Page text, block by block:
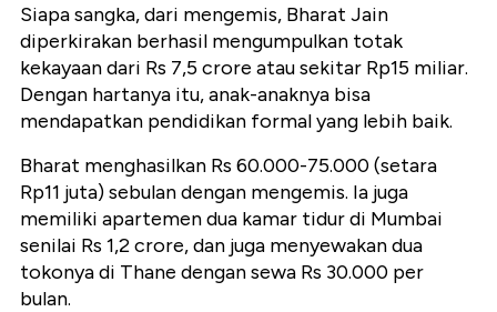
Siapa sangka, dari mengemis, Bharat Jain
diperkirakan berhasil mengumpulkan totak
kekayaan dari Rs 7,5 crore atau sekitar Rp15 miliar.
Dengan hartanya itu, anak-anaknya bisa
mendapatkan pendidikan formal yang lebih baik.
Bharat menghasilkan Rs 60.000-75.000 (setara
Rp11 juta) sebulan dengan mengemis. Ia juga
memiliki apartemen dua kamar tidur di Mumbai
senilai Rs 1,2 crore, dan juga menyewakan dua
tokonya di Thane dengan sewa Rs 30.000 per
bulan.